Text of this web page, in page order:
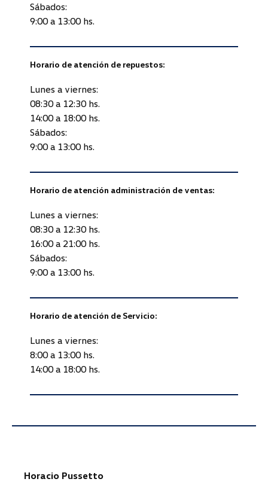
Sábados:
9:00 a 13:00 hs.
Horario de atención de repuestos:
Lunes a viernes:
08:30 a 12:30 hs.
14:00 a 18:00 hs.
Sábados:
9:00 a 13:00 hs.
Horario de atención administración de ventas:
Lunes a viernes:
08:30 a 12:30 hs.
16:00 a 21:00 hs.
Sábados:
9:00 a 13:00 hs.
Horario de atención de Servicio:
Lunes a viernes:
8:00 a 13:00 hs.
14:00 a 18:00 hs.
Horacio Pussetto